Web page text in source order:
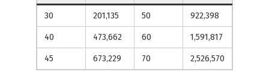
30 201,135 50
922,398
40
473,662 60
1,591,817
45
673,229 70 2,526,570